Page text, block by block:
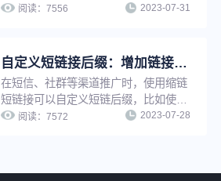
问环境/时间/比例等条件进行判断，打
性，优化推广效果。
阅读：7556 2023-07-31
自定义短链接后缀：增加链接辨识度与可信度，提升推广转化
在短信、社群等渠道推广时，使用缩链
短链接可以自定义短链后缀，比如使用
品牌域名做后缀，既能增加链接辨识度
阅读：7572 2023-07-28